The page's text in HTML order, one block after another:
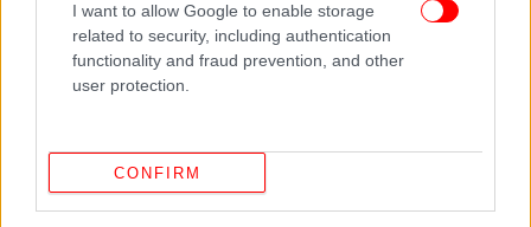
I want to allow Google to enable storage
related to security, including authentication
functionality and fraud prevention, and other
user protection.
CONFIRM
Το άγχος κυρίευσε και τον Τζορτζ, ο οποίος
δάγκωνε νευρικά το χείλος του, μιμούμενος την
αγχωμένη αντίδραση του πατέρα του κατά τη
διάρκεια του αγώνα.